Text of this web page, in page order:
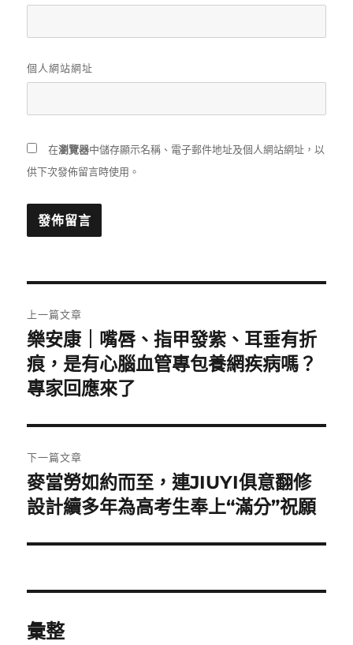
個人網站網址
在瀏覽器中儲存顯示名稱、電子郵件地址及個人網站網址，以
供下次發佈留言時使用。
章
導
覽
上一篇文章
上
一
篇
章:
樂安康｜嘴唇、指甲發紫、耳垂有折
痕，是有心腦血管專包養網疾病嗎？
專家回應來了
下一篇文章
下
一
文
麥當勞如約而至，連JIUYI俱意翻修
設計續多年為高考生奉上“滿分”祝願
彙整